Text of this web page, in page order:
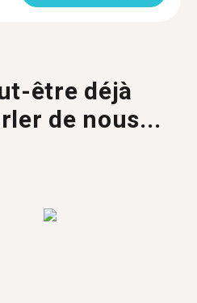
être déjà
de nous...